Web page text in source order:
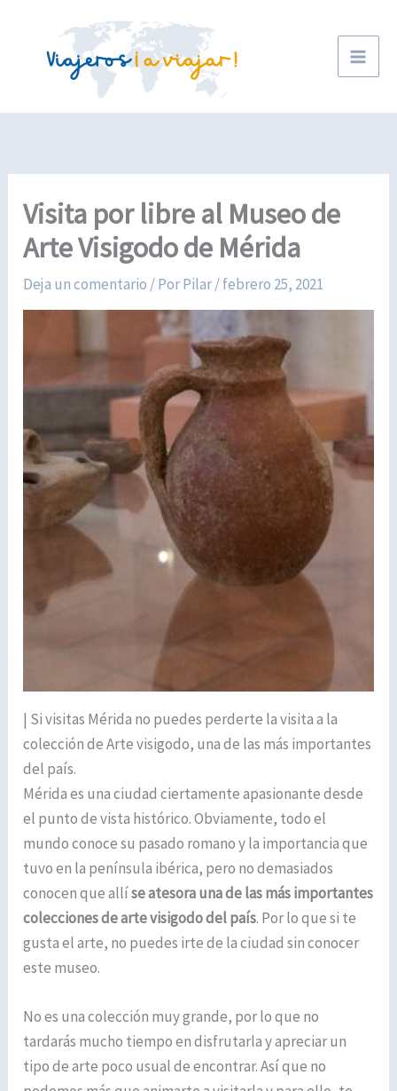
contenido
Visita por libre al Museo de
Arte Visigodo de Mérida
Deja un comentario / PorPilar/febrero 25, 2021
| Si visitas Mérida no puedes perderte la visita a la
colección de Arte visigodo, una de las más importantes
del país.
Mérida es una ciudad ciertamente apasionante desde
el punto de vista histórico. Obviamente, todo el
mundo conoce su pasado romano y la importancia que
tuvo en la península ibérica, pero no demasiados
conocen que allíse atesora una de las más importantes
colecciones de arte visigodo del país. Por lo que si te
gusta el arte, no puedes irte de la ciudad sin conocer
este museo.
No es una colección muy grande, por lo que no
tardarás mucho tiempo en disfrutarla y apreciar un
tipo de arte poco usual de encontrar. Así que no